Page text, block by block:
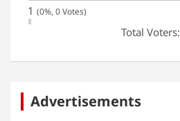
1 (0%, 0 Votes)
Total Voters:
Advertisements